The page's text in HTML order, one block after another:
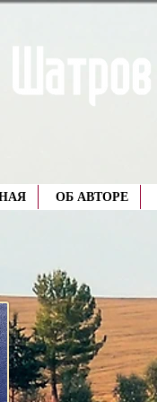
ОБ АВТОРЕ